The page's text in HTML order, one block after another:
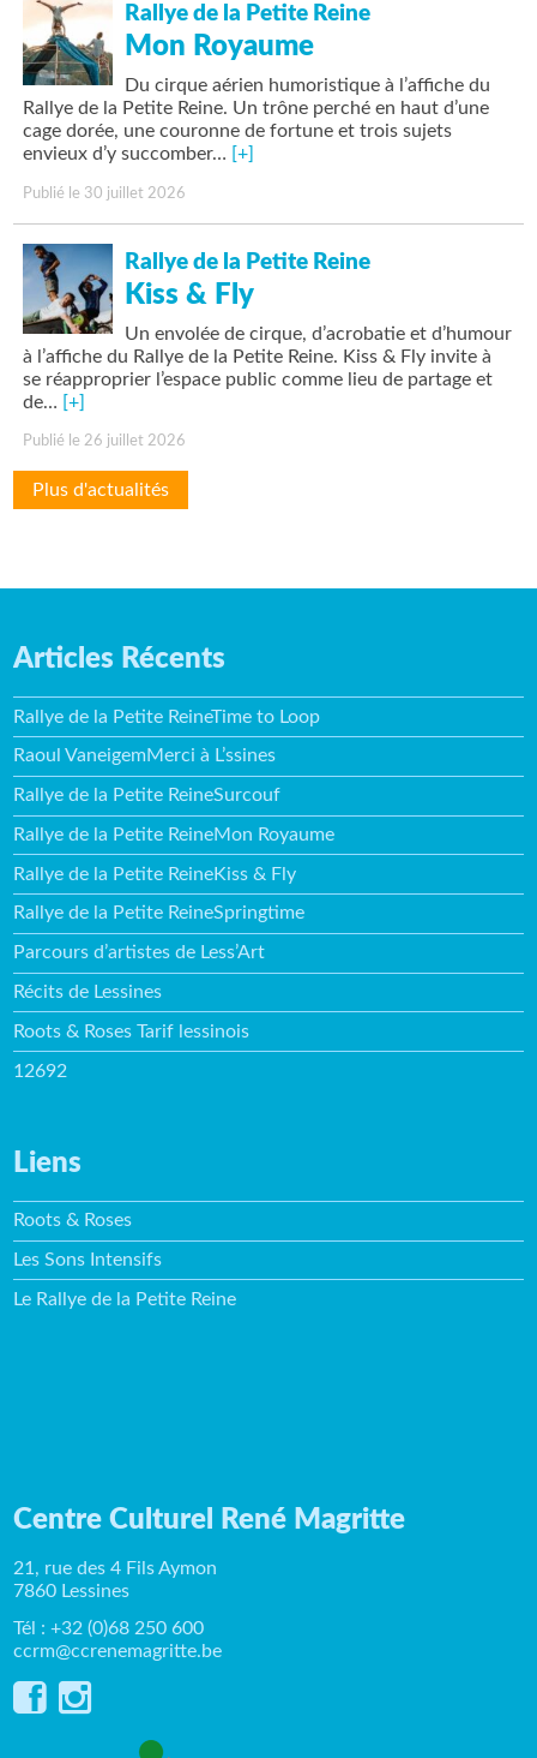
Rallye de la Petite Reine
Mon Royaume
Du cirque aérien humoristique à l’affiche du
Rallye de la Petite Reine. Un trône perché en haut d’une
cage dorée, une couronne de fortune et trois sujets
envieux d’y succomber… [+]
Publié le 30 juillet 2026
Rallye de la Petite Reine
Kiss & Fly
Un envolée de cirque, d’acrobatie et d’humour
à l’affiche du Rallye de la Petite Reine. Kiss & Fly invite à
se réapproprier l’espace public comme lieu de partage et
de… [+]
Publié le 26 juillet 2026
Plus d'actualités
Articles Récents
Rallye de la Petite ReineTime to Loop
Raoul VaneigemMerci à L’ssines
Rallye de la Petite ReineSurcouf
Rallye de la Petite ReineMon Royaume
Rallye de la Petite ReineKiss & Fly
Rallye de la Petite ReineSpringtime
Parcours d’artistes de Less’Art
Récits de Lessines
Roots & Roses Tarif lessinois
12692
Liens
Roots & Roses
Les Sons Intensifs
Le Rallye de la Petite Reine
Centre Culturel René Magritte
21, rue des 4 Fils Aymon
7860 Lessines
Tél : +32 (0)68 250 600
ccrm@ccrenemagritte.be